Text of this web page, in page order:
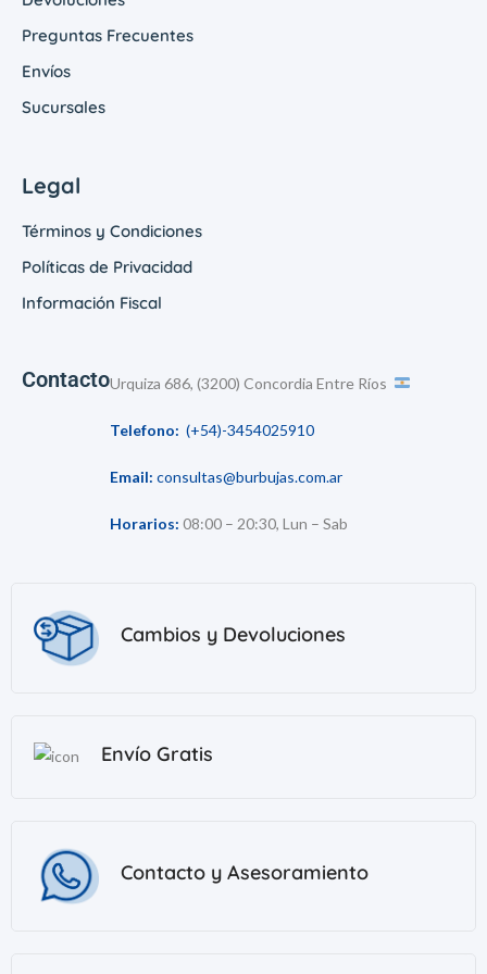
Preguntas Frecuentes
Envíos
Sucursales
Legal
Términos y Condiciones
Políticas de Privacidad
Información Fiscal
ContactoUrquiza 686, (3200) Concordia Entre Ríos
Telefono: (+54)-3454025910
Email: consultas@burbujas.com.ar
Horarios: 08:00 – 20:30, Lun – Sab
Cambios y Devoluciones
Envío Gratis
Contacto y Asesoramiento